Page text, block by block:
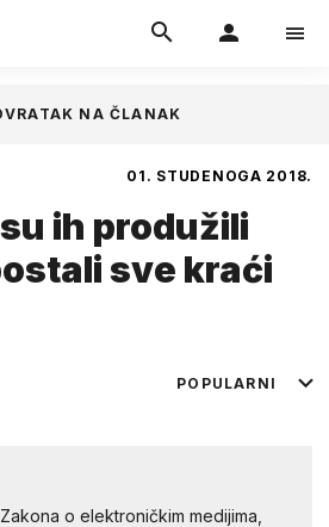
01. STUDENOGA 2018.
ih produžili
sve kraći
NA ČLANAK
POPULARNI
o elektroničkim medijima,